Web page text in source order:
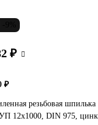
₽
₽
резьбовая
12x1000, DIN 975,